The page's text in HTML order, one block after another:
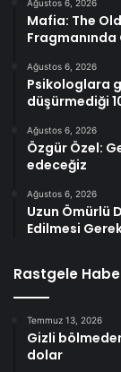
Ağustos 6, 2026
Mafia: The
Fragmanında
Ağustos 6, 2026
Psikologlara
düşürmediği
Ağustos 6, 2026
Özgür Özel:
edeceğiz
Ağustos 6, 2026
Uzun Ömürlü
Edilmesi
Rastgele
Temmuz 13, 2026
Gizli
dolar